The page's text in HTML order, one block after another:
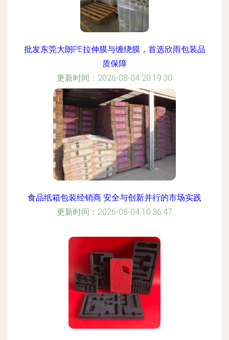
批发东莞大朗PE拉伸膜与缠绕膜，首选欣雨包装品
质保障
更新时间：2026-08-04 20:19:30
食品纸箱包装经销商 安全与创新并行的市场实践
更新时间：2026-08-04 10:36:47